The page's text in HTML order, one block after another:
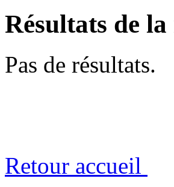
Résultats de la
Pas de résultats.
Retour accueil